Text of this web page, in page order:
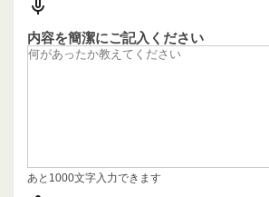
内容を簡潔にご記入ください
あと1000文字入力できます